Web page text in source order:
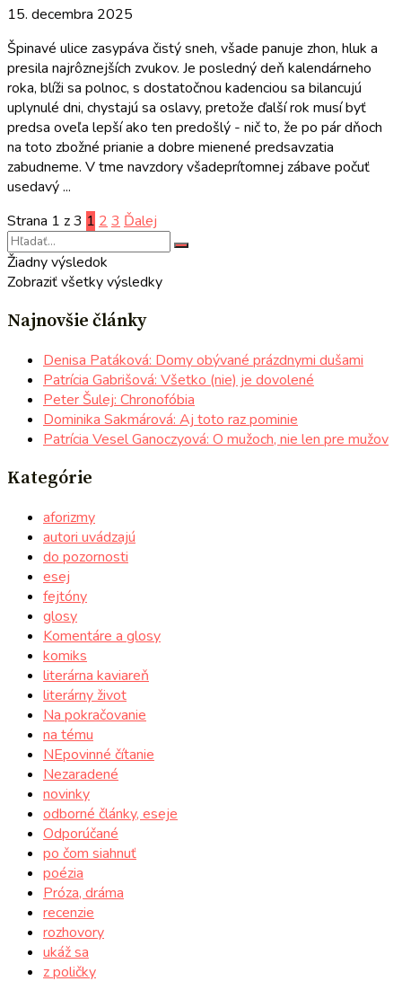
15. decembra 2025
Špinavé ulice zasypáva čistý sneh, všade panuje zhon, hluk a
presila najrôznejších zvukov. Je posledný deň kalendárneho
roka, blíži sa polnoc, s dostatočnou kadenciou sa bilancujú
uplynulé dni, chystajú sa oslavy, pretože ďalší rok musí byť
predsa oveľa lepší ako ten predošlý - nič to, že po pár dňoch
na toto zbožné prianie a dobre mienené predsavzatia
zabudneme. V tme navzdory všadeprítomnej zábave počuť
usedavý ...
Strana 1 z 3 1 2 3 Ďalej
Žiadny výsledok
Zobraziť všetky výsledky
Najnovšie články
Denisa Patáková: Domy obývané prázdnymi dušami
Patrícia Gabrišová: Všetko (nie) je dovolené
Peter Šulej: Chronofóbia
Dominika Sakmárová: Aj toto raz pominie
Patrícia Vesel Ganoczyová: O mužoch, nie len pre mužov
Kategórie
aforizmy
autori uvádzajú
do pozornosti
esej
fejtóny
glosy
Komentáre a glosy
komiks
literárna kaviareň
literárny život
Na pokračovanie
na tému
NEpovinné čítanie
Nezaradené
novinky
odborné články, eseje
Odporúčané
po čom siahnuť
poézia
Próza, dráma
recenzie
rozhovory
ukáž sa
z poličky